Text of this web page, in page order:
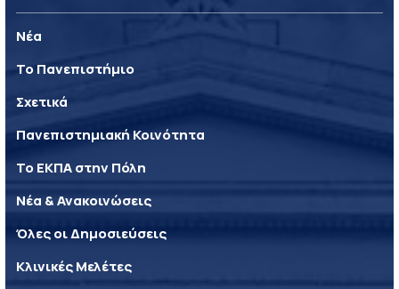
Νέα
Το Πανεπιστήμιο
Σχετικά
Πανεπιστημιακή Κοινότητα
Το ΕΚΠΑ στην Πόλη
Νέα & Ανακοινώσεις
Όλες οι Δημοσιεύσεις
Κλινικές Μελέτες